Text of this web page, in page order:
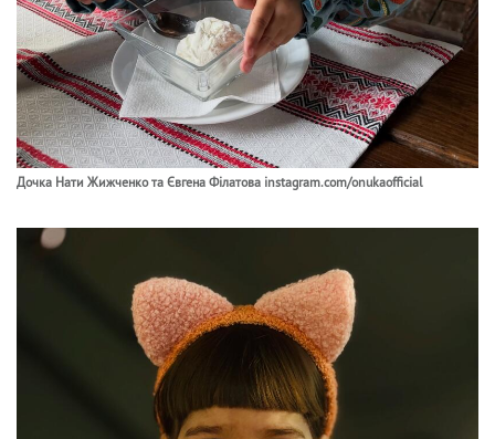
Дочка Нати Жижченко та Євгена Філатова instagram.com/onukaofficial